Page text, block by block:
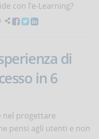
con l’e-Learning?
di
in 6
nel progettare
pensi agli utenti e non